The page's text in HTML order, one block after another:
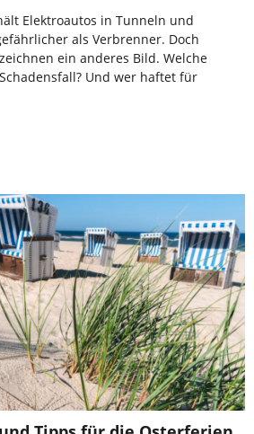
Elektroautos in Tunneln und
als Verbrenner. Doch
ein anderes Bild. Welche
Und wer haftet für